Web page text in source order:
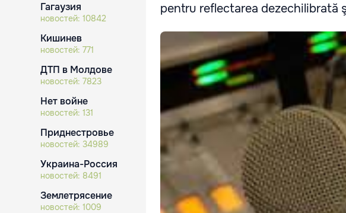
Гагаузия
новостей: 10842
Кишинев
новостей: 771
ДТП в Молдове
новостей: 7823
Нет войне
новостей: 131
Приднестровье
новостей: 34989
Украина-Россия
новостей: 8491
Землетрясение
новостей: 1009
pentru reflectarea dezechilibrată